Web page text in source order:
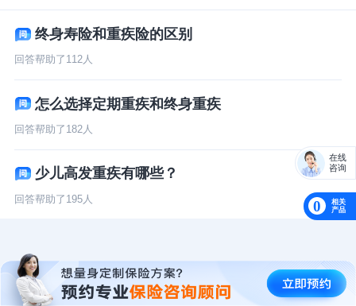
终身寿险和重疾险的区别
回答帮助了 112人
怎么选择定期重疾和终身重疾
回答帮助了 182人
少儿高发重疾有哪些？
回答帮助了 195人 0 相关
产品
在线
咨询